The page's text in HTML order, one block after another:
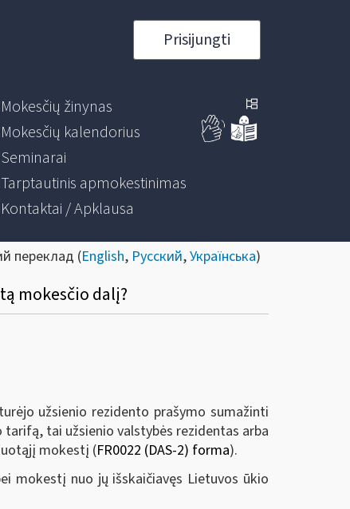
Prisijungti
Mokesčių žinynas
Mokesčių kalendorius
Seminarai
Tarptautinis apmokestinimas
Kontaktai / Apklausa
переклад (English, Русский,Українська)
mokesčio dalį?
užsienio rezidento prašymo sumažinti
tai užsienio valstybės rezidentas arba
mokestį (FR0022 (DAS-2) forma).
mokestį nuo jų išskaičiavęs Lietuvos ūkio